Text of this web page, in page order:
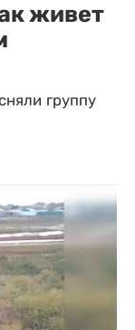
живет
группу